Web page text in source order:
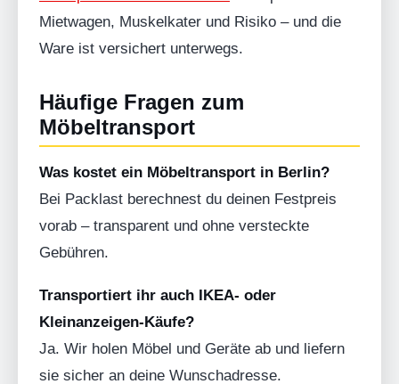
Mietwagen, Muskelkater und Risiko – und die
Ware ist versichert unterwegs.
Häufige Fragen zum
Möbeltransport
Was kostet ein Möbeltransport in Berlin?
Bei Packlast berechnest du deinen Festpreis
vorab – transparent und ohne versteckte
Gebühren.
Transportiert ihr auch IKEA- oder
Kleinanzeigen-Käufe?
Ja. Wir holen Möbel und Geräte ab und liefern
sie sicher an deine Wunschadresse.